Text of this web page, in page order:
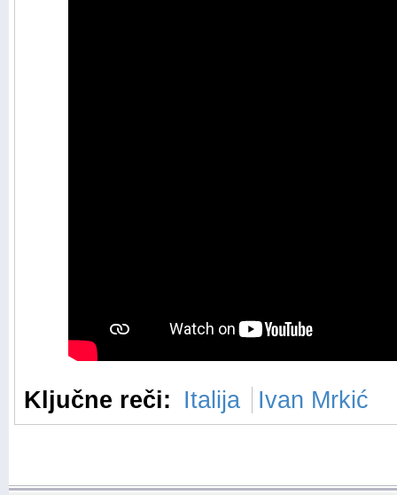
Ključne reči: Italija Ivan Mrkić